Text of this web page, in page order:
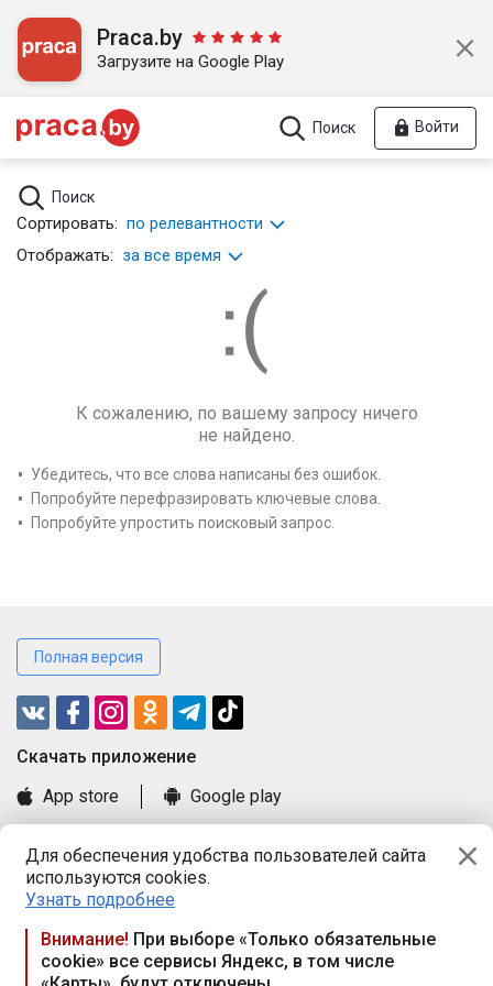
Для обеспечения удобства пользователей сайта
используются cookies.
Узнать подробнее
Внимание! При выборе «Только обязательные
cookie» все сервисы Яндекс, в том числе
Praca.by
Загрузите на Google Play
Поиск Войти
Поиск
Сортировать: по релевантности
Отображать: за все время
К сожалению, по вашему запросу ничего
не найдено.
Убедитесь, что все слова написаны без ошибок.
Попробуйте перефразировать ключевые слова.
Попробуйте упростить поисковый запрос.
Полная версия
Cкачать приложение
App store
Google play
Книга замечаний и предложений
Правила и документы
Praca.by © 2000—2026, ООО «ПРАЦА БАЙ»
Республика Беларусь, 220114, г. Минск, пр-т Независимости
117а, пом. № 9.